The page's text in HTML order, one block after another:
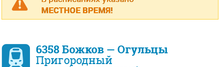
МЕСТНОЕ ВРЕМЯ!
6358 Божков — Огульцы
Пригородный